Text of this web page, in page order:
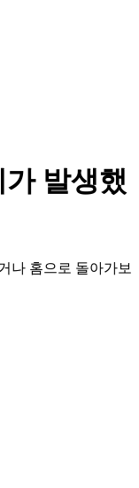
발생했
나 홈으로 돌아가보